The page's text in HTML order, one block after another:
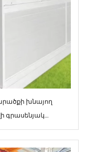
խնայող
գրասենյակ
համար